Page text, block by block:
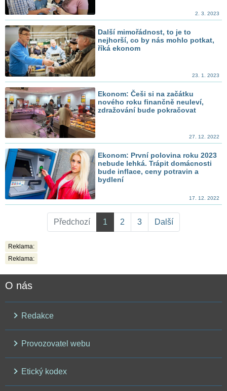
2. 3. 2023
Další mimořádnost, to je to
nejhorší, co by nás mohlo potkat,
říká ekonom
23. 1. 2023
Ekonom: Češi si na začátku
nového roku finančně neuleví,
zdražování bude pokračovat
27. 12. 2022
Ekonom: První polovina roku 2023
nebude lehká. Trápit domácnosti
bude inflace, ceny potravin a
bydlení
17. 12. 2022
Předchozí 1 2 3 Další
Reklama:
Reklama:
O nás
Redakce
Provozovatel webu
Etický kodex